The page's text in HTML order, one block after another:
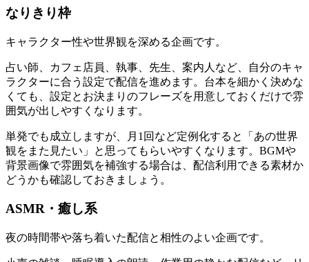
なりきり枠
キャラクター性や世界観を深める企画です。
占い師、カフェ店員、執事、先生、案内人など、自分のキャ
ラクターに合う設定で配信を進めます。台本を細かく決めな
くても、設定とお決まりのフレーズを用意しておくだけで雰
囲気が出しやすくなります。
単発でも成立しますが、月1回など定例化すると「あの世界
観をまた見たい」と思ってもらいやすくなります。BGMや
背景画像で雰囲気を補強する場合は、配信利用できる素材か
どうかも確認しておきましょう。
ASMR・癒し系
夜の時間帯や落ち着いた配信と相性のよい企画です。